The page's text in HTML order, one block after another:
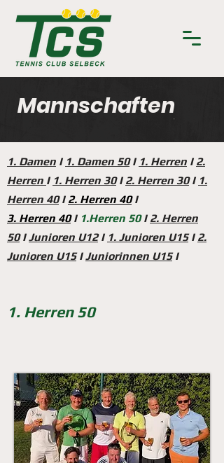
Mannschaften
1. Damen I 1. Damen 50I 1. Herren I 2.
Herren I 1. Herren 30I 2. Herren 30I 1.
Herren 40 I 2. Herren 40I
3. Herren 40 I 1.Herren 50I 2. Herren
50IJunioren U12I 1. Junioren U15I 2.
Junioren U15IJuniorinnen U15I
1. Herren 50